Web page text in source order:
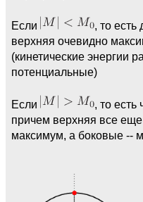
Если
, то
верхняя очевидно
(кинетические энергии
потенциальные)
Если
, то
причем верхняя все
максимум, а боковые --